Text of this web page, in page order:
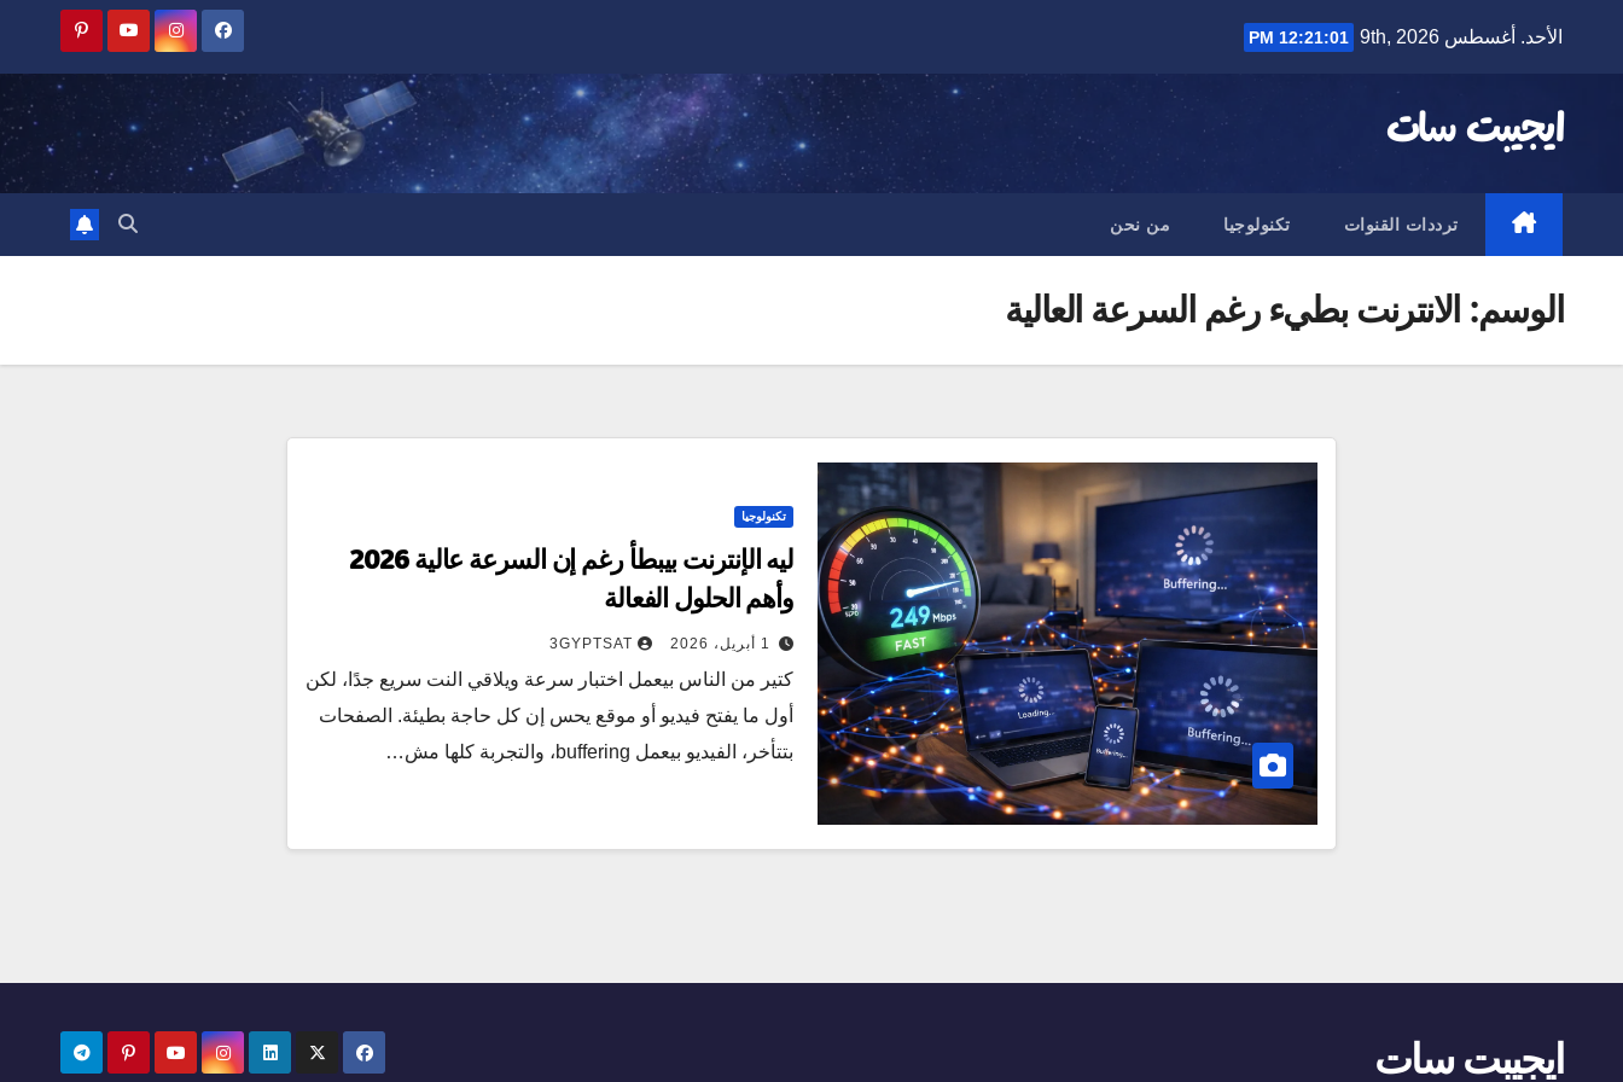
الأحد. أغسطس 9th, 2026 12:21:02 PM
ايجيبت سات
ترددات القنوات تكنولوجيا من نحن
الوسم: الانترنت بطيء رغم السرعة العالية
تكنولوجيا
ليه الإنترنت بيبطأ رغم إن السرعة عالية 2026
وأهم الحلول الفعالة
1 أبريل، 2026 3GYPTSAT
كتير من الناس بيعمل اختبار سرعة ويلاقي النت سريع جدًا، لكن
أول ما يفتح فيديو أو موقع يحس إن كل حاجة بطيئة. الصفحات
بتتأخر، الفيديو بيعمل buffering، والتجربة كلها مش…
ايجيبت سات